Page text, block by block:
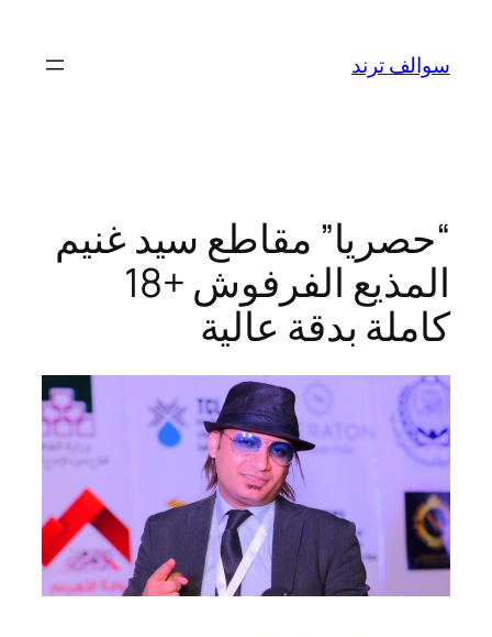
المحتوى
سوالف ترند
“حصريا” مقاطع سيد غنيم
المذيع الفرفوش +18
كاملة بدقة عالية